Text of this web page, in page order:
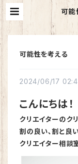
可
可能性を考える
2024/06/17
こんにちは！
クリエイターのク
割の良い、割と良
クリエイター相